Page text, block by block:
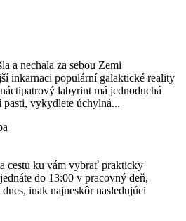
a nechala za sebou Zemi
inkarnaci populární galaktické reality
labyrint má jednoduchá
vykydlete úchylná...
cestu ku vám vybrať prakticky
do 13:00 v pracovný deň,
inak najneskôr nasledujúci